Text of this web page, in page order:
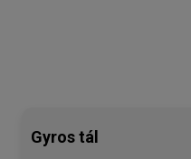
Gyros tál